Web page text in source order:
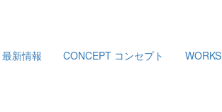
最新情報 CONCEPT コンセプト WORKS